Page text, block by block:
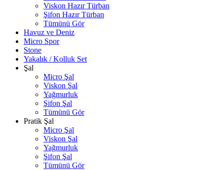
Viskon Hazır Türban
Şifon Hazır Türban
Tümünü Gör
Havuz ve Deniz
Micro Spor
Stone
Yakalık / Kolluk Set
Şal
Micro Şal
Viskon Şal
Yağmurluk
Şifon Şal
Tümünü Gör
Pratik Şal
Micro Şal
Viskon Şal
Yağmurluk
Şifon Şal
Tümünü Gör